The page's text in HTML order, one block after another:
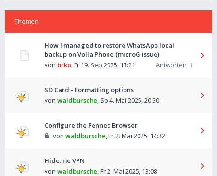
Themen
How I managed to restore WhatsApp local
backup on Volla Phone (microG issue)
Antworten: 1
von brko,Fr 19. Sep 2025, 13:21
SD Card - Formatting options
von waldbursche, So 4. Mai 2025, 20:30
Configure the Fennec Browser
von waldbursche,Fr 2. Mai 2025, 14:32
Hide.me VPN
von waldbursche,Fr 2. Mai 2025, 13:08